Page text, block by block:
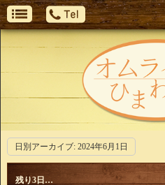
日別アーカイブ: 2024年6月1日
残り3日…